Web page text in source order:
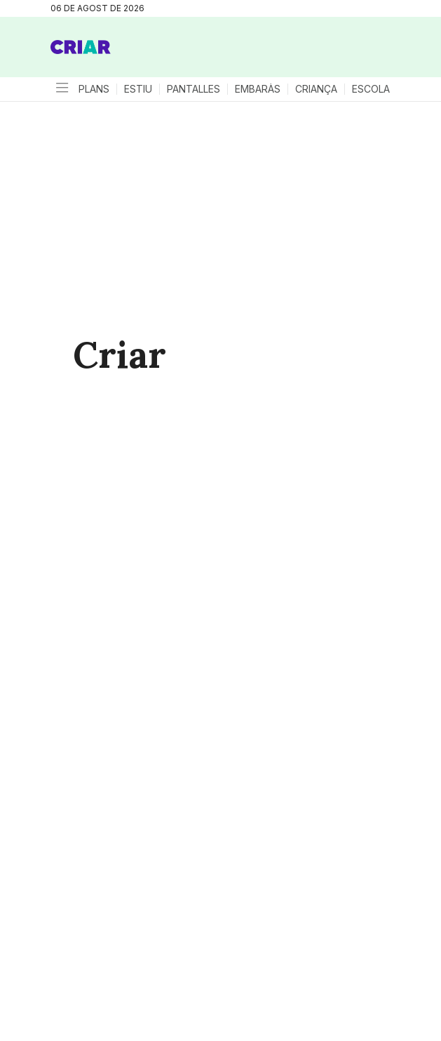
06 DE AGOST DE 2026
PLANS ESTIU PANTALLES EMBARÀS CRIANÇA ESCOLA
Criar